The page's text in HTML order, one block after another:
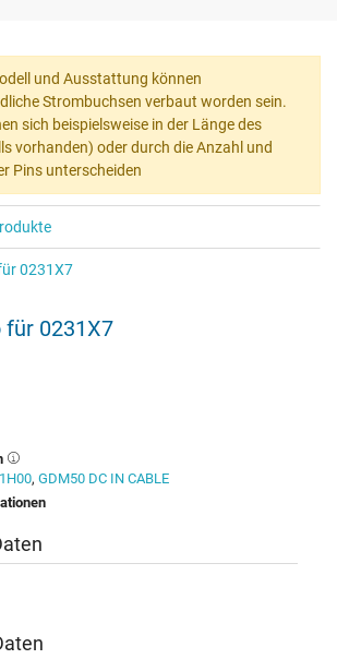
und Ausstattung können
Strombuchsen verbaut worden sein.
sich beispielsweise in der Länge des
vorhanden) oder durch die Anzahl und
Pins unterscheiden
0231X7
0231X7
, GDM50 DC IN CABLE